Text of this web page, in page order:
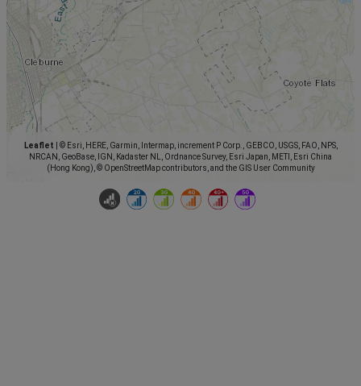
Leaflet
© Esri, HERE, Garmin, Intermap, increment P Corp., GEBCO, USGS, FAO, NPS,
NRCAN, GeoBase, IGN, Kadaster NL, Ordnance Survey, Esri Japan, METI, Esri China
(Hong Kong), © OpenStreetMap contributors, and the GIS User Community